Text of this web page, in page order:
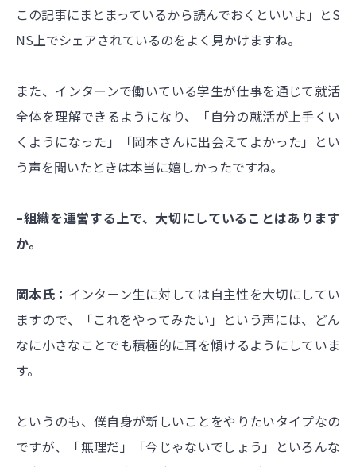
この記事にまとまっているから読んでおくといいよ」とS
NS上でシェアされているのをよく見かけますね。
また、インターンで働いている学生が仕事を通じて就活
全体を理解できるようになり、「自分の就活が上手くい
くようになった」「岡本さんに出会えてよかった」とい
う声を聞いたときは本当に嬉しかったですね。
–組織を運営する上で、大切にしていることはあります
か。
岡本氏： インターン生に対しては自主性を大切にしてい
ますので、「これをやってみたい」という声には、どん
なに小さなことでも積極的に耳を傾けるようにしていま
す。
というのも、僕自身が新しいことをやりたいタイプなの
ですが、「無理だ」「今じゃないでしょう」といろんな